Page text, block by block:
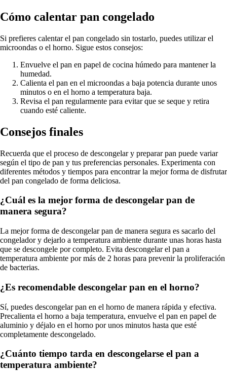
Cómo calentar pan congelado
Si prefieres calentar el pan congelado sin tostarlo, puedes utilizar el
microondas o el horno. Sigue estos consejos:
Envuelve el pan en papel de cocina húmedo para mantener la
humedad.
Calienta el pan en el microondas a baja potencia durante unos
minutos o en el horno a temperatura baja.
Revisa el pan regularmente para evitar que se seque y retira
cuando esté caliente.
Consejos finales
Recuerda que el proceso de descongelar y preparar pan puede variar
según el tipo de pan y tus preferencias personales. Experimenta con
diferentes métodos y tiempos para encontrar la mejor forma de disfrutar
del pan congelado de forma deliciosa.
¿Cuál es la mejor forma de descongelar pan de
manera segura?
La mejor forma de descongelar pan de manera segura es sacarlo del
congelador y dejarlo a temperatura ambiente durante unas horas hasta
que se descongele por completo. Evita descongelar el pan a
temperatura ambiente por más de 2 horas para prevenir la proliferación
de bacterias.
¿Es recomendable descongelar pan en el horno?
Sí, puedes descongelar pan en el horno de manera rápida y efectiva.
Precalienta el horno a baja temperatura, envuelve el pan en papel de
aluminio y déjalo en el horno por unos minutos hasta que esté
completamente descongelado.
¿Cuánto tiempo tarda en descongelarse el pan a
temperatura ambiente?